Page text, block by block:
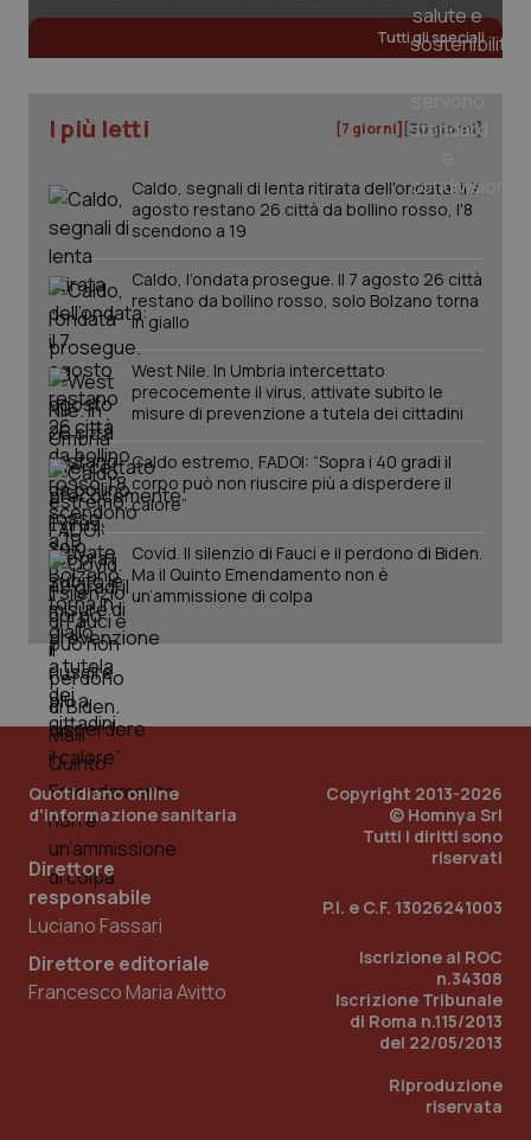
Tutti gli speciali
I più letti [7 giorni] [30 giorni]
Caldo, segnali di lenta ritirata dell'ondata: il 7
agosto restano 26 città da bollino rosso, l'8
scendono a 19
Caldo, l’ondata prosegue. Il 7 agosto 26 città
restano da bollino rosso, solo Bolzano torna
in giallo
West Nile. In Umbria intercettato
precocemente il virus, attivate subito le
misure di prevenzione a tutela dei cittadini
Caldo estremo, FADOI: “Sopra i 40 gradi il
corpo può non riuscire più a disperdere il
calore”
Covid. Il silenzio di Fauci e il perdono di Biden.
Ma il Quinto Emendamento non è
un’ammissione di colpa
Quotidiano online
d'informazione sanitaria
Direttore
responsabile
Luciano Fassari
Direttore editoriale
Francesco Maria Avitto
Copyright 2013-2026
© Homnya Srl
Tutti i diritti sono
riservati
P.I. e C.F. 13026241003
Iscrizione al ROC
n.34308
Iscrizione Tribunale
di Roma n.115/2013
del 22/05/2013
Riproduzione
riservata
PHPSESSID
PHP.net
www.quotidianosanita.it
_ga_KM60CM4NPH
mese